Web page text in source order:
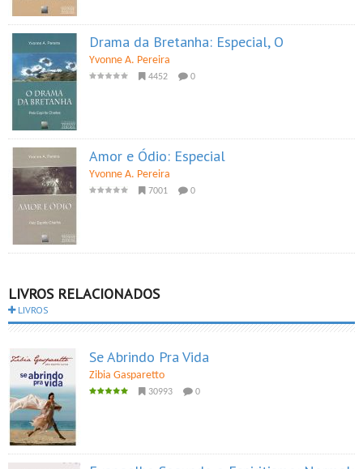
Drama da Bretanha: Especial, O
Yvonne A. Pereira
4452 0
Amor e Ódio: Especial
Yvonne A. Pereira
7001 0
LIVROS RELACIONADOS
LIVROS
Se Abrindo Pra Vida
Zibia Gasparetto
30993 0